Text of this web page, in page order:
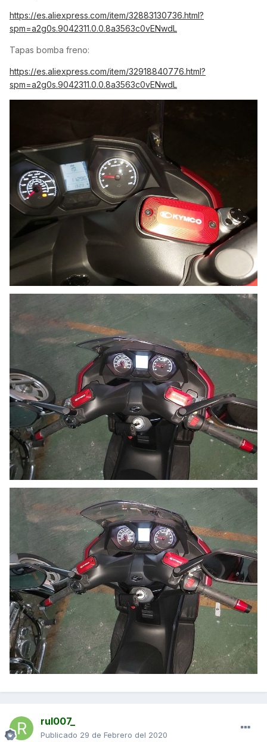
https://es.aliexpress.com/item/32883130736.html?
spm=a2g0s.9042311.0.0.8a3563c0vENwdL
Tapas bomba freno:
https://es.aliexpress.com/item/32918840776.html?
spm=a2g0s.9042311.0.0.8a3563c0vENwdL
rul007_
Publicado 29 de Febrero del 2020